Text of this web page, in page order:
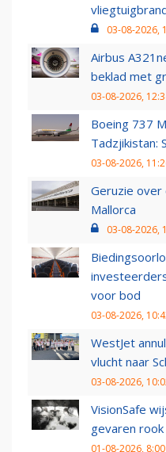
03-08-2026,
Airbus
beklad met
03-08-2026,
Boeing 737
Tadzjikistan:
03-08-2026,
Geruzie over
Mallorca
03-08-2026,
voor bod
03-08-2026,
WestJet
vlucht naar
03-08-2026,
VisionSafe
gevaren
01-08-2026, 8:00